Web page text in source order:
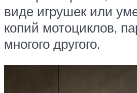
виде игрушек или
копий мотоциклов,
многого другого.